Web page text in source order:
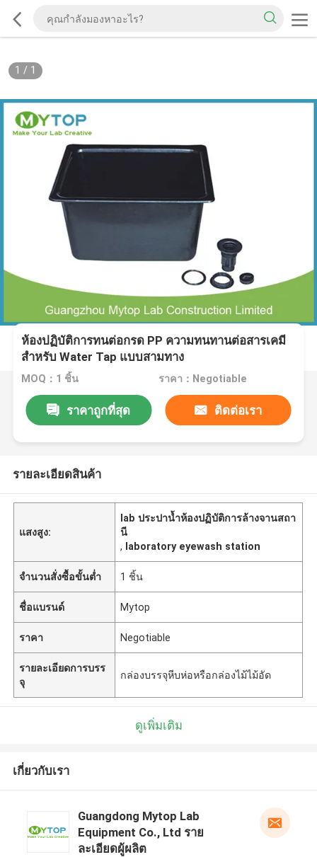
1 / 1
ห้องปฏิบัติการทนต่อกรด PP ความทนทานต่อสารเคมี
สำหรับ Water Tap แบบสามทาง
MOQ：1 ชิ้น ราคา：Negotiable
ราคาถูกที่สุด ติดต่อเรา
รายละเอียดสินค้า
แสงสูง:
lab ประปาน้ำห้องปฏิบัติการล้างจานสถา
นี
, laboratory eyewash station
จำนวนสั่งซื้อขั้นต่ำ 1 ชิ้น
ชื่อแบรนด์ Mytop
ราคา Negotiable
รายละเอียดการบรร
จุ
กล่องบรรจุหีบห่อหรือกล่องไม้ไม้อัด
ดูเพิ่มเติม
เกี่ยวกับเรา
Guangdong Mytop Lab
Equipment Co., Ltd ราย
ละเอียดผู้ผลิต